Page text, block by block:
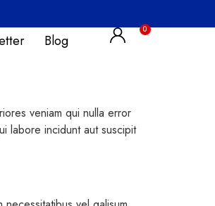
Blog
veniam qui nulla error
labore incidunt aut suscipit